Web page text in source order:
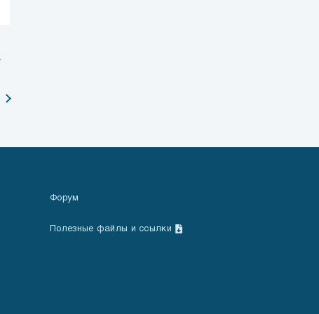
Форум
Полезные файлы и ссылки